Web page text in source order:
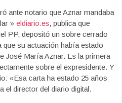
ante notario que Aznar mandaba
» eldiario.es, publica que
PP, depositó un sobre cerrado
que su actuación había estado
José María Aznar. Es la primera
sobre el expresidente. Y
«Esa carta ha estado 25 años
el director del diario digital.